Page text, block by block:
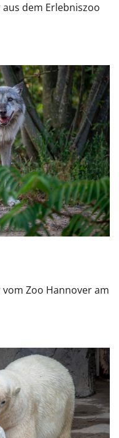
dem Erlebniszoo
Zoo Hannover am